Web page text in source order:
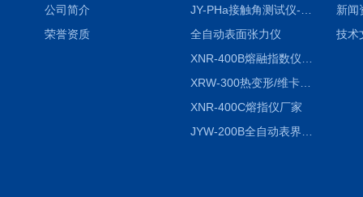
公司简介
荣誉资质
全自动表面张力仪
XRW-300热变形/维卡软化点温度测定仪
XNR-400C熔指仪厂家
新闻
技术